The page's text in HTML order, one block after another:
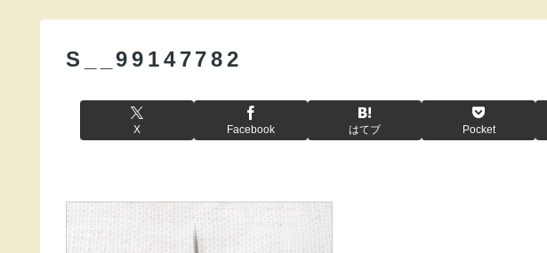
S__99147782
X Facebook はてブ Pocket